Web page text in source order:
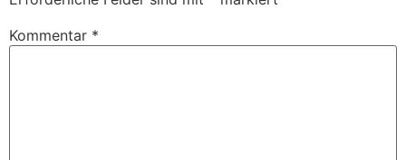
Kommentar *